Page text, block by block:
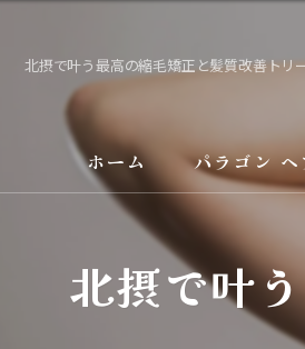
北摂で叶う最高の縮毛矯正と髪質改善トリ
ホーム パラゴン
サービス
北摂で叶